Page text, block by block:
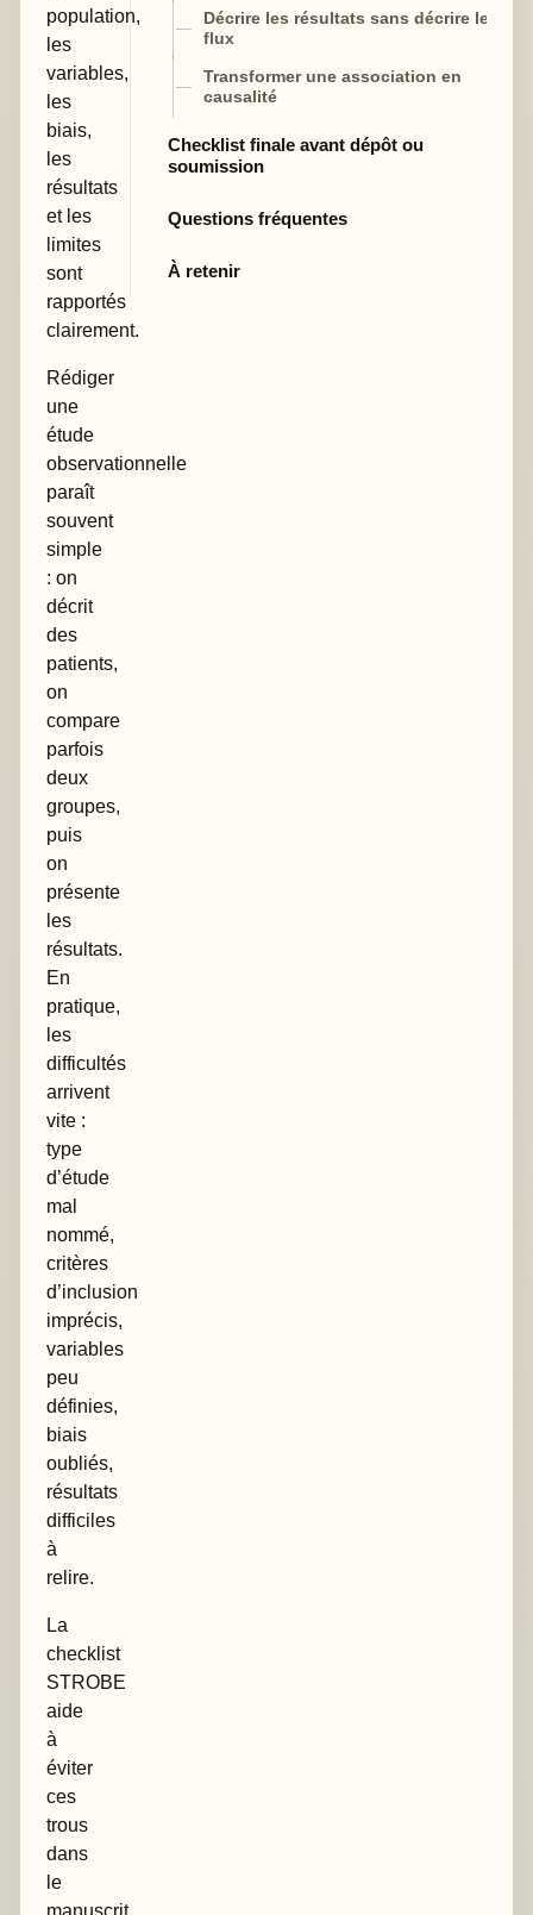
population,
les
variables,
les
biais,
les
résultats
et les
limites
sont
rapportés
clairement.
Rédiger
une
étude
observationnelle
paraît
souvent
simple
: on
décrit
des
patients,
on
compare
parfois
deux
groupes,
puis
on
présente
les
résultats.
En
pratique,
les
difficultés
arrivent
vite :
type
d’étude
mal
nommé,
critères
d’inclusion
imprécis,
variables
peu
définies,
biais
oubliés,
résultats
difficiles
à
relire.
La
checklist
STROBE
aide
à
éviter
ces
trous
dans
le
manuscrit.
Décrire les résultats sans décrire le
flux
Transformer une association en
causalité
Checklist finale avant dépôt ou
soumission
Questions fréquentes
À retenir